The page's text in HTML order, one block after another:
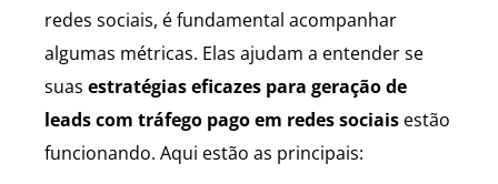
redes sociais, é fundamental acompanhar
algumas métricas. Elas ajudam a entender se
suas estratégias eficazes para geração de
leads com tráfego pago em redes sociais estão
funcionando. Aqui estão as principais: